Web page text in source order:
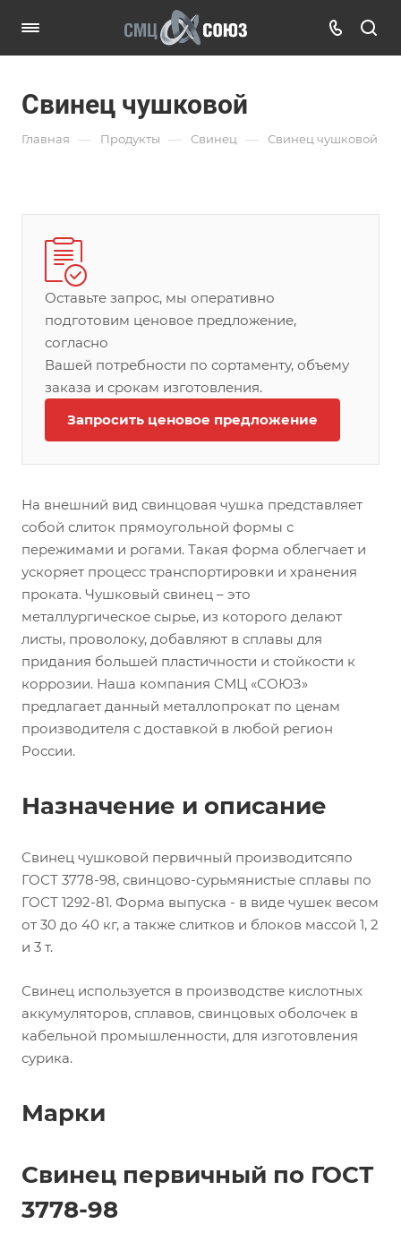
Свинец чушковой
Главная — Продукты — Свинец — Свинец чушковой
Оставьте запрос, мы оперативно
подготовим ценовое предложение,
согласно
Вашей потребности по сортаменту, объему
заказа и срокам изготовления.
Запросить ценовое предложение
На внешний вид свинцовая чушка представляет
собой слиток прямоугольной формы с
пережимами и рогами. Такая форма облегчает и
ускоряет процесс транспортировки и хранения
проката. Чушковый свинец – это
металлургическое сырье, из которого делают
листы, проволоку, добавляют в сплавы для
придания большей пластичности и стойкости к
коррозии. Наша компания СМЦ «СОЮЗ»
предлагает данный металлопрокат по ценам
производителя с доставкой в любой регион
России.
Назначение и описание
Свинец чушковой первичный производитсяпо
ГОСТ 3778-98, свинцово-сурьмянистые сплавы по
ГОСТ 1292-81. Форма выпуска - в виде чушек весом
от 30 до 40 кг, а также слитков и блоков массой 1, 2
и 3 т.
Свинец используется в производстве кислотных
аккумуляторов, сплавов, свинцовых оболочек в
кабельной промышленности, для изготовления
сурика.
Марки
Свинец первичный по ГОСТ
3778-98